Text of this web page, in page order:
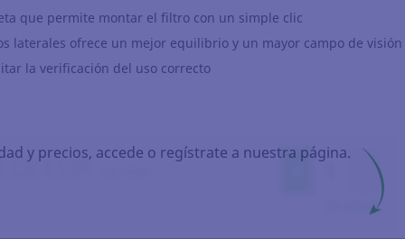
que permite montar el filtro con un simple clic
laterales ofrece un mejor equilibrio y un mayor campo de visión
la verificación del uso correcto
y precios, accede o regístrate a nuestra página.